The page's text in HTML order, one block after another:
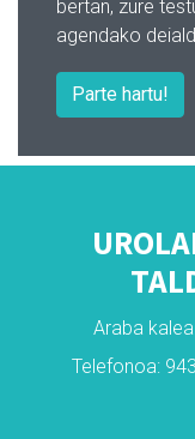
bertan, zure
agendako
Parte hartu!
Araba
Telefonoa: